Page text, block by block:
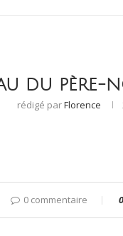
DU PÈRE-
rédigé parFlorence
0 commentaire 0